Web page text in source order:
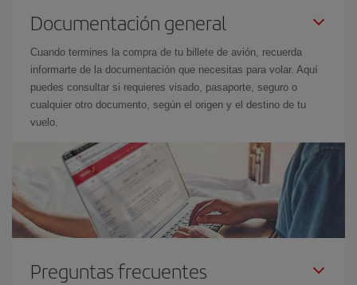
Documentación general
Cuando termines la compra de tu billete de avión, recuerda
informarte de la documentación que necesitas para volar. Aquí
puedes consultar si requieres visado, pasaporte, seguro o
cualquier otro documento, según el origen y el destino de tu
vuelo.
Preguntas frecuentes